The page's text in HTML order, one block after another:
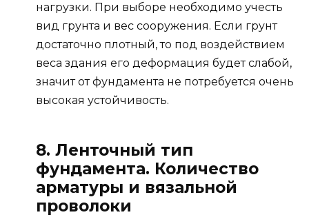
нагрузки. При выборе необходимо учесть
вид грунта и вес сооружения. Если грунт
достаточно плотный, то под воздействием
веса здания его деформация будет слабой,
значит от фундамента не потребуется очень
высокая устойчивость.
8. Ленточный тип
фундамента. Количество
арматуры и вязальной
проволоки